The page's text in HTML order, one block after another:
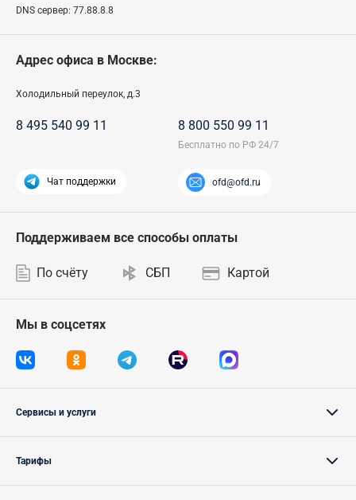
DNS сервер: 77.88.8.8
Адрес офиса в Москве:
Холодильный переулок, д.3
8 495 540 99 11 8 800 550 99 11
Чат поддержки ofd@ofd.ru
Мы в соцсетях
Поддерживаем все способы оплаты
По счёту СБП Картой
Сервисы и услуги
Тарифы